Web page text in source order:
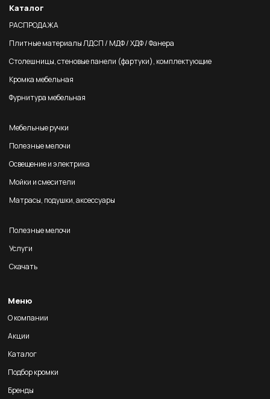
Каталог
РАСПРОДАЖА
Плитные материалы ЛДСП / МДФ / ХДФ / Фанера
Столешницы, стеновые панели (фартуки), комплектующие
Кромка мебельная
Фурнитура мебельная
Мебельные ручки
Полезные мелочи
Освещение и электрика
Мойки и смесители
Матрасы, подушки, аксессуары
Полезные мелочи
Услуги
Скачать
Меню
О компании
Акции
Каталог
Подбор кромки
Бренды